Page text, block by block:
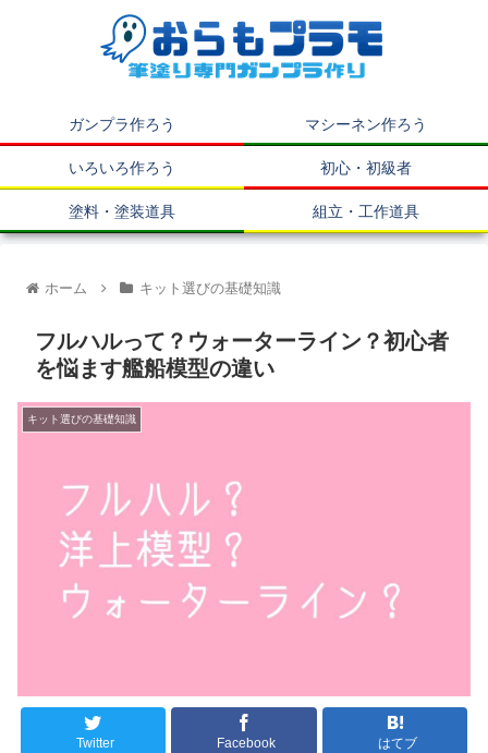
ガンプラ作ろう マシーネン作ろう
いろいろ作ろう 初心・初級者
塗料・塗装道具 組立・工作道具
ホーム キット選びの基礎知識
フルハルって？ウォーターライン？初心者
を悩ます艦船模型の違い
キット選びの基礎知識
Twitter Facebook はてブ